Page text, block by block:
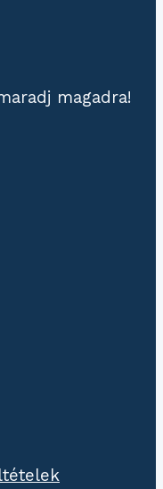
magadra!